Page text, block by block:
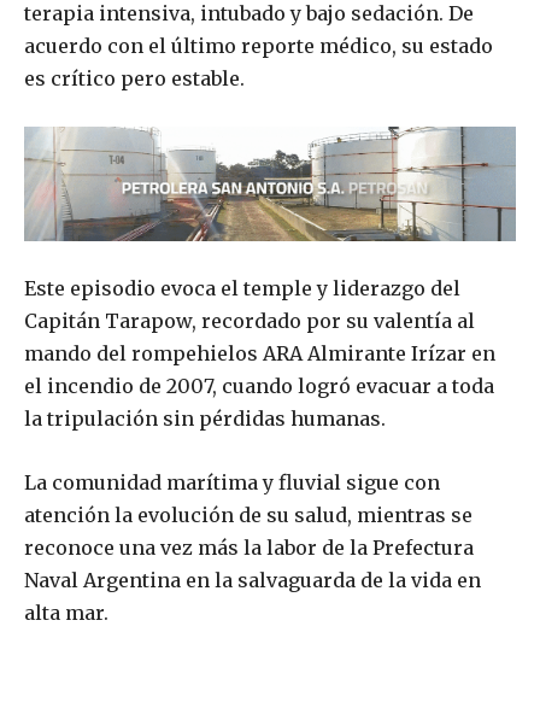
terapia intensiva, intubado y bajo sedación. De
acuerdo con el último reporte médico, su estado
es crítico pero estable.
Este episodio evoca el temple y liderazgo del
Capitán Tarapow, recordado por su valentía al
mando del rompehielos ARA Almirante Irízar en
el incendio de 2007, cuando logró evacuar a toda
la tripulación sin pérdidas humanas.
La comunidad marítima y fluvial sigue con
atención la evolución de su salud, mientras se
reconoce una vez más la labor de la Prefectura
Naval Argentina en la salvaguarda de la vida en
alta mar.